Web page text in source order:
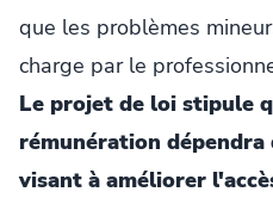
que les problèmes
charge par le
Le projet de loi stipule
rémunération
visant à améliorer